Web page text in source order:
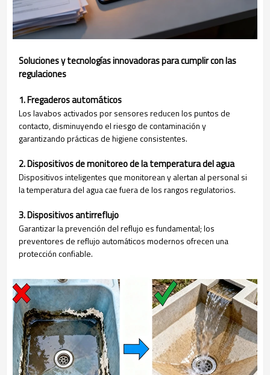
Soluciones y tecnologías innovadoras para cumplir con las
regulaciones
1. Fregaderos automáticos
Los lavabos activados por sensores reducen los puntos de
contacto, disminuyendo el riesgo de contaminación y
garantizando prácticas de higiene consistentes.
2. Dispositivos de monitoreo de la temperatura del agua
Dispositivos inteligentes que monitorean y alertan al personal si
la temperatura del agua cae fuera de los rangos regulatorios.
3. Dispositivos antirreflujo
Garantizar la prevención del reflujo es fundamental; los
preventores de reflujo automáticos modernos ofrecen una
protección confiable.